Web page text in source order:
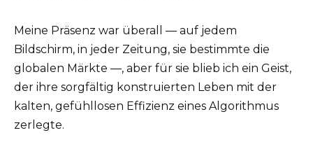
Meine Präsenz war überall — auf jedem
Bildschirm, in jeder Zeitung, sie bestimmte die
globalen Märkte —, aber für sie blieb ich ein Geist,
der ihre sorgfältig konstruierten Leben mit der
kalten, gefühllosen Effizienz eines Algorithmus
zerlegte.